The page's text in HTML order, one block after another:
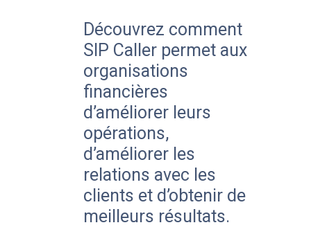
Découvrez comment
SIP Caller permet aux
organisations
financières
d’améliorer leurs
opérations,
d’améliorer les
relations avec les
clients et d’obtenir de
meilleurs résultats.